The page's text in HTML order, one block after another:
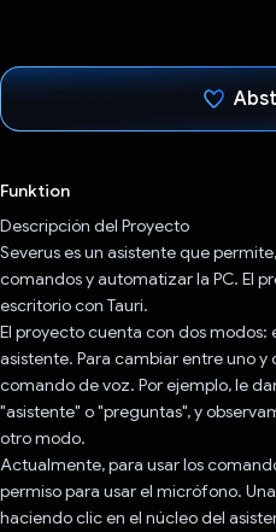
Funktion
Descripción del Proyecto
Severus es un asistente que
comandos y automatizar la PC. El
escritorio con Tauri.
El proyecto cuenta con dos
asistente. Para cambiar entre uno y
comando de voz. Por ejemplo, le
"asistente" o "preguntas", y
otro modo.
Actualmente, para usar los
permiso para usar el micrófono.
haciendo clic en el núcleo del